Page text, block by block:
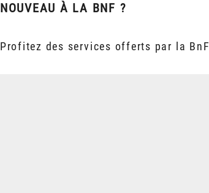
NOUVEAU À LA BNF ?
Profitez des services offerts par la